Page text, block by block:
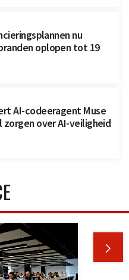
nu
oplopen tot 19
AI-codeeragent Muse
zorgen over AI-veiligheid
